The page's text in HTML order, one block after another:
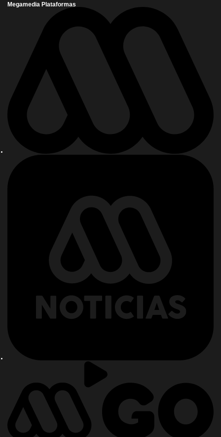
Megamedia Plataformas